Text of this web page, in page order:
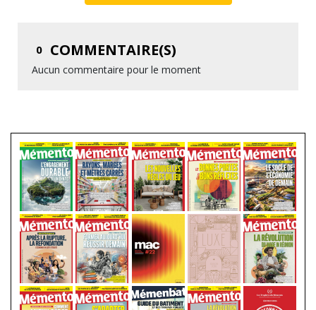
0 COMMENTAIRE(S)
Aucun commentaire pour le moment